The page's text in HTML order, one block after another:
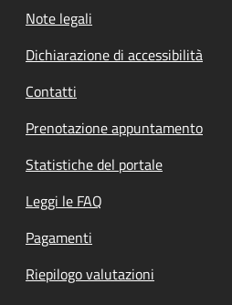
Note legali
Dichiarazione di accessibilità
Contatti
Prenotazione appuntamento
Statistiche del portale
Leggi le FAQ
Pagamenti
Riepilogo valutazioni